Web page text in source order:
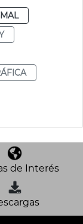
de Interés